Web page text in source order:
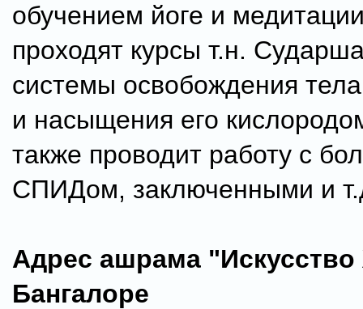
обучением йоге и
проходят курсы т.н.
системы освобождения
и насыщения его
также проводит работу с
СПИДом, заключенными и
Адрес ашрама
Бангалоре